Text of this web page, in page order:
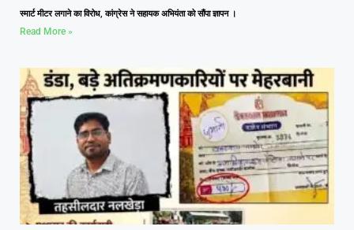
स्मार्ट मीटर लगाने का विरोध, कांग्रेस ने सहायक अभियंता को सौंपा ज्ञापन ।
Read More »